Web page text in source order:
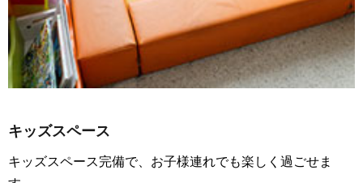
キッズスペース
キッズスペース完備で、お子様連れでも楽しく過ごせま